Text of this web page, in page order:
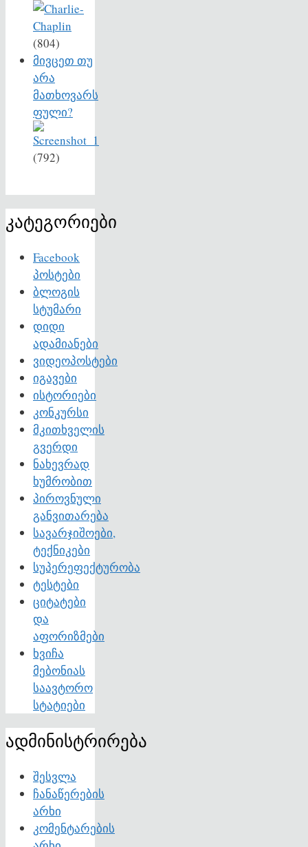
(804)
მივცეთ თუ
არა
მათხოვარს
ფული?
(792)
კატეგორიები
Facebook
პოსტები
ბლოგის
სტუმარი
დიდი
ადამიანები
ვიდეოპოსტები
იგავები
ისტორიები
კონკურსი
მკითხველის
გვერდი
ნახევრად
ხუმრობით
პიროვნული
განვითარება
სავარჯიშოები,
ტექნიკები
სუპერეფექტურობა
ტესტები
ციტატები
და
აფორიზმები
ხვიჩა
მებონიას
საავტორო
სტატიები
ადმინისტრირება
შესვლა
ჩანაწერების
არხი
კომენტარების